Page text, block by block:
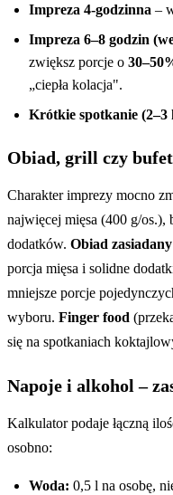
Impreza 4-godzinna –
Impreza 6–8 godzin
zwiększ porcje o
„ciepła kolacja".
Krótkie spotkanie (2–3
Obiad, grill czy
Charakter imprezy mocno
najwięcej mięsa (400 g/os.),
dodatków. Obiad zasiadany
porcja mięsa i solidne
mniejsze porcje
wyboru. Finger food
się na spotkaniach
Napoje i alkohol –
Kalkulator podaje łączną
osobno:
Woda: 0,5 l na osobę,